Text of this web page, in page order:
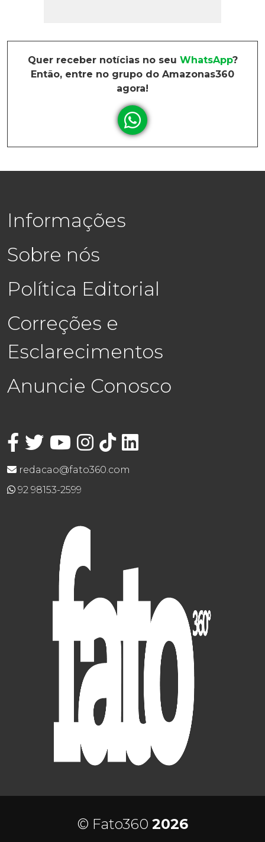
Quer receber notícias no seu WhatsApp?
Então, entre no grupo do Amazonas360
agora!
Informações
Sobre nós
Política Editorial
Correções e
Esclarecimentos
Anuncie Conosco
redacao@fato360.com
92 98153-2599
© Fato360 2026